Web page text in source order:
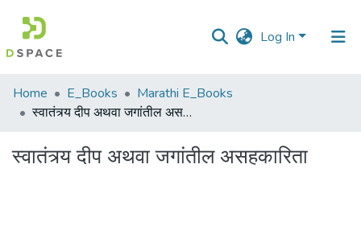
Log In
Communities
&
All of DSpace
Home E_Books
Marathi E_Books
स्वातंत्र्य दीप अथवा जगांतील असहकारिता
स्वातंत्र्य दीप अथवा जगांतील असहकारिता